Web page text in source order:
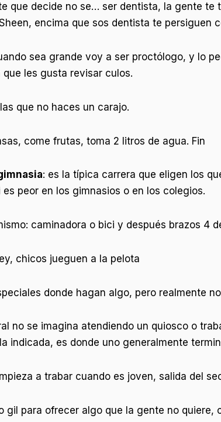
que decide no se… ser dentista, la gente
encima que sos dentista te persiguen
sea grande voy a ser proctólogo, y lo
les gusta revisar culos.
que no haces un carajo.
come frutas, toma 2 litros de agua. Fin
: es la típica carrera que eligen los
es peor en los gimnasios o en los colegios.
caminadora o bici y después brazos 4
chicos jueguen a la pelota
donde hagan algo, pero realmente
no se imagina atendiendo un quiosco o
indicada, es donde uno generalmente
a trabar cuando es joven, salida del
gil para ofrecer algo que la gente no